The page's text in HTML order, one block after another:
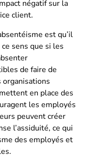
négatif sur la
client.
est qu’il
sens que si les
de faire de
en place des
les employés
peuvent créer
l’assiduité, ce qui
des employés et